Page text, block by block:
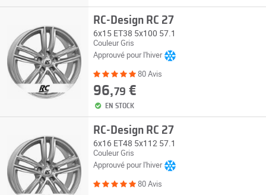
RC-Design RC 27
6x15 ET38 5x100 57.1
Couleur Gris
Approuvé pour l'hiver
80 Avis
96,79 €
EN STOCK
RC-Design RC 27
6x16 ET48 5x112 57.1
Couleur Gris
Approuvé pour l'hiver
80 Avis